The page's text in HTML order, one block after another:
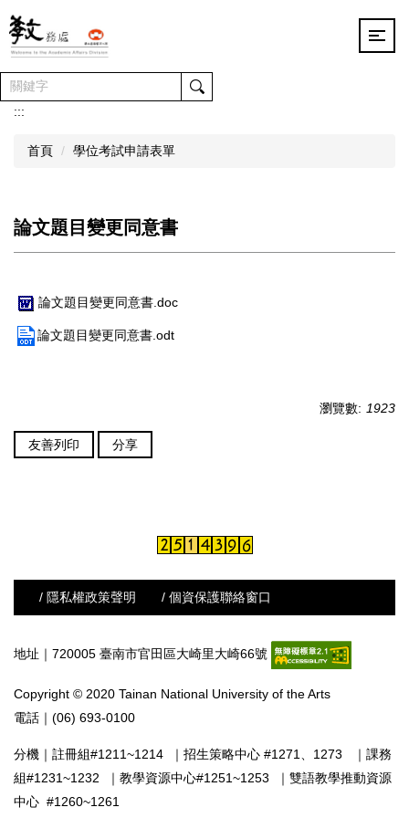
跳
到
主
要
內
容
:::
首頁 學位考試申請表單
論文題目變更同意書
論文題目變更同意書.doc
論文題目變更同意書.odt
瀏覽數: 1923
友善列印 分享
/ 隱私權政策聲明 / 個資保護聯絡窗口
地址｜720005 臺南市官田區大崎里大崎66號
Copyright © 2020 Tainan National University of the Arts
電話｜(06) 693-0100
分機｜ 註冊組#1211~1214 ｜ 招生策略中心 #1271、1273 ｜ 課務
組#1231~1232
｜ 教學資源中心#1251~1253 ｜ 雙語教學推動資源
中心 #1260~1261